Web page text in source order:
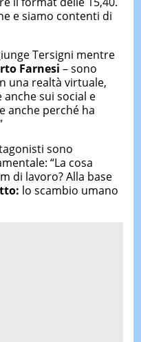
e siamo contenti di
Tersigni mentre
Farnesi – sono
una realtà virtuale,
sui social e
anche perché ha
sono
“La cosa
di lavoro? Alla base
lo scambio umano